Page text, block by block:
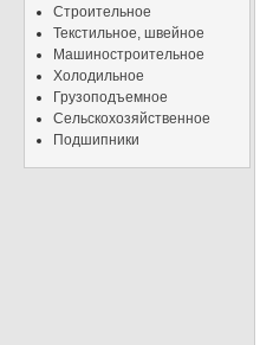
Строительное
Текстильное, швейное
Машиностроительное
Холодильное
Грузоподъемное
Сельскохозяйственное
Подшипники